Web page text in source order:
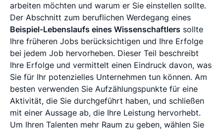
arbeiten möchten und warum er Sie einstellen sollte.
Der Abschnitt zum beruflichen Werdegang eines
Beispiel-Lebenslaufs eines Wissenschaftlers sollte
Ihre früheren Jobs berücksichtigen und Ihre Erfolge
bei jedem Job hervorheben. Dieser Teil beschreibt
Ihre Erfolge und vermittelt einen Eindruck davon, was
Sie für Ihr potenzielles Unternehmen tun können. Am
besten verwenden Sie Aufzählungspunkte für eine
Aktivität, die Sie durchgeführt haben, und schließen
mit einer Aussage ab, die Ihre Leistung hervorhebt.
Um Ihren Talenten mehr Raum zu geben, wählen Sie